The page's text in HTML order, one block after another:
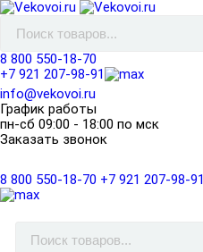
8 800 550-18-70
+7 921 207-98-91
info@vekovoi.ru
График работы
пн-сб 09:00 - 18:00 по мск
Заказать звонок
8 800 550-18-70 +7 921 207-98-91